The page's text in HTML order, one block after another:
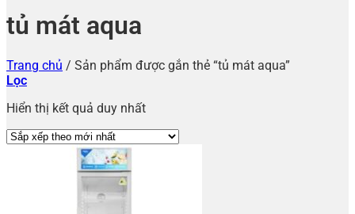
tủ mát aqua
Trang chủ / Sản phẩm được gắn thẻ “tủ mát aqua”
Lọc
Hiển thị kết quả duy nhất